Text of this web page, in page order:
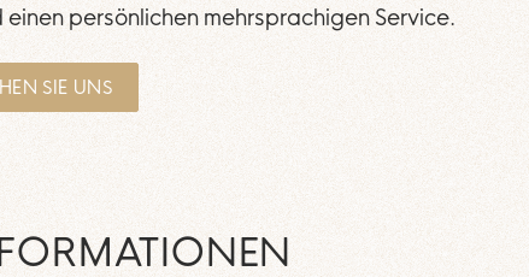
persönlichen mehrsprachigen Service.
SIE UNS